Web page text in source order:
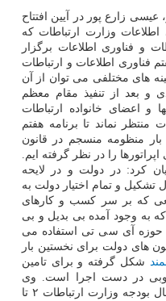
زارع پور در آیین افتتاح
وزارت ارتباطات که
و فناوری اطلاعات برگزار
فناوری اطلاعات و ارتباطات
های مختلفی می توان از آن
و بعد از تنفیذ مقام معظم
و اعضای خانواده ارتباطات
نماند تا برنامه هفتم
منظومه منسجم در قانون
را در نظر گرفته ایم.
کرد: در دولت و در لایحه
تشکیل و تمام اختیار دولت به
که بر سر کسب و کارهای
به وجود آمده بی بدیل و بی
حوزه آی سی تی استفاده می
های دولت برای نخستین بار
شکل گرفته و برای تامین
خوبی در دست اجرا است. وی
اشاره کرد: با تدابیر اندیشه شده امسال بودجه وزارت ارتباطات ۲ تا